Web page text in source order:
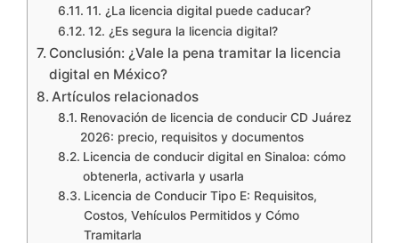
11. ¿La licencia digital puede caducar?
12. ¿Es segura la licencia digital?
Conclusión: ¿Vale la pena tramitar la licencia
digital en México?
Artículos relacionados
Renovación de licencia de conducir CD Juárez
2026: precio, requisitos y documentos
Licencia de conducir digital en Sinaloa: cómo
obtenerla, activarla y usarla
Licencia de Conducir Tipo E: Requisitos,
Costos, Vehículos Permitidos y Cómo
Tramitarla